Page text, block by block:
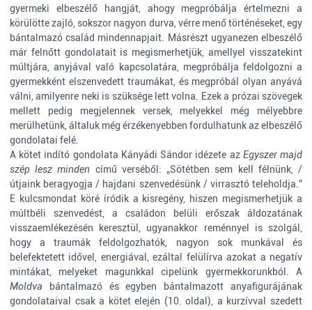
gyermeki elbeszélő hangját, ahogy megpróbálja értelmezni a
körülötte zajló, sokszor nagyon durva, vérre menő történéseket, egy
bántalmazó család mindennapjait. Másrészt ugyanezen elbeszélő
már felnőtt gondolatait is megismerhetjük, amellyel visszatekint
múltjára, anyjával való kapcsolatára, megpróbálja feldolgozni a
gyermekként elszenvedett traumákat, és megpróbál olyan anyává
válni, amilyenre neki is szüksége lett volna. Ezek a prózai szövegek
mellett pedig megjelennek versek, melyekkel még mélyebbre
merülhetünk, általuk még érzékenyebben fordulhatunk az elbeszélő
gondolatai felé.
A kötet indító gondolata Kányádi Sándor idézete az Egyszer majd
szép lesz minden című verséből: „Sötétben sem kell félnünk, /
útjaink beragyogja / hajdani szenvedésünk / virrasztó teleholdja.”
E kulcsmondat köré íródik a kisregény, hiszen megismerhetjük a
múltbéli szenvedést, a családon belüli erőszak áldozatának
visszaemlékezésén keresztül, ugyanakkor reménnyel is szolgál,
hogy a traumák feldolgozhatók, nagyon sok munkával és
belefektetett idővel, energiával, ezáltal felülírva azokat a negatív
mintákat, melyeket magunkkal cipelünk gyermekkorunkból. A
Moldva
bántalmazó és egyben bántalmazott anyafigurájának
gondolataival csak a kötet elején (10. oldal), a kurzívval szedett